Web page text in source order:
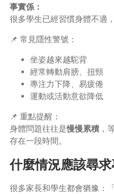
事實係：
很多學生已經習慣身體不適
📌 常見隱性警號：
坐姿越來越駝背
經常轉動肩膀、扭頸
專注力下降、易疲倦
運動或活動意欲降低
📌 重點提醒：
身體問題往往是慢慢累積，
存在一段時間。
什麼情況應該尋求
很多家長和學生都會猶豫：